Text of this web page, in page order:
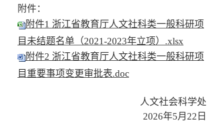
附件：
附件1 浙江省教育厅人文社科类一般科研项
目未结题名单（2021-2023年立项）.xlsx
附件2 浙江省教育厅人文社科类一般科研项
目重要事项变更审批表.doc
人文社会科学处
2026年5月22日